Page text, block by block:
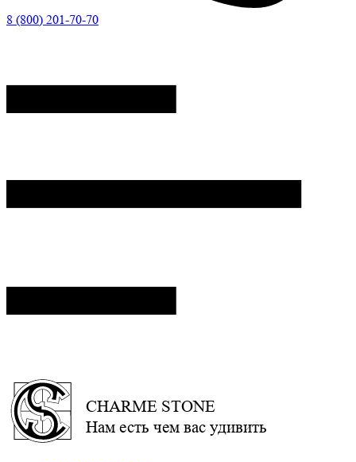
8 (800) 201-70-70
CHARME STONE
Нам есть чем вас удивить